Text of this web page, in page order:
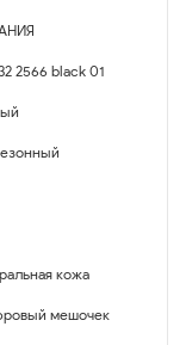
2566 black 01
кожа
мешочек